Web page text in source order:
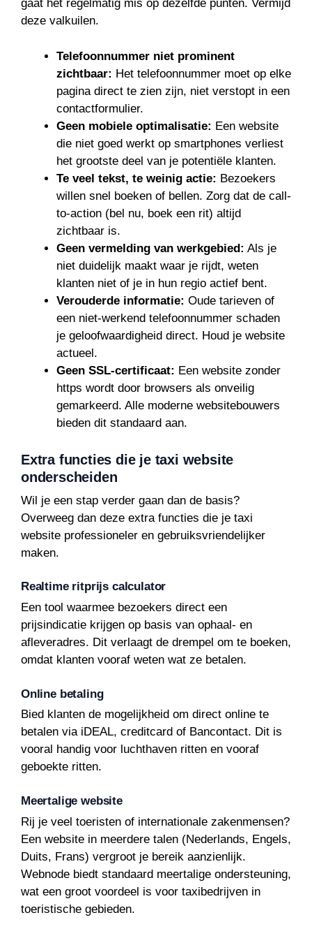
gaat het regelmatig mis op dezelfde punten. Vermijd
deze valkuilen.
Telefoonnummer niet prominent
zichtbaar: Het telefoonnummer moet op elke
pagina direct te zien zijn, niet verstopt in een
contactformulier.
Geen mobiele optimalisatie: Een website
die niet goed werkt op smartphones verliest
het grootste deel van je potentiële klanten.
Te veel tekst, te weinig actie: Bezoekers
willen snel boeken of bellen. Zorg dat de call-
to-action (bel nu, boek een rit) altijd
zichtbaar is.
Geen vermelding van werkgebied: Als je
niet duidelijk maakt waar je rijdt, weten
klanten niet of je in hun regio actief bent.
Verouderde informatie: Oude tarieven of
een niet-werkend telefoonnummer schaden
je geloofwaardigheid direct. Houd je website
actueel.
Geen SSL-certificaat: Een website zonder
https wordt door browsers als onveilig
gemarkeerd. Alle moderne websitebouwers
bieden dit standaard aan.
Extra functies die je taxi website
onderscheiden
Wil je een stap verder gaan dan de basis?
Overweeg dan deze extra functies die je taxi
website professioneler en gebruiksvriendelijker
maken.
Realtime ritprijs calculator
Een tool waarmee bezoekers direct een
prijsindicatie krijgen op basis van ophaal- en
afleveradres. Dit verlaagt de drempel om te boeken,
omdat klanten vooraf weten wat ze betalen.
Online betaling
Bied klanten de mogelijkheid om direct online te
betalen via iDEAL, creditcard of Bancontact. Dit is
vooral handig voor luchthaven ritten en vooraf
geboekte ritten.
Meertalige website
Rij je veel toeristen of internationale zakenmensen?
Een website in meerdere talen (Nederlands, Engels,
Duits, Frans) vergroot je bereik aanzienlijk.
Webnode biedt standaard meertalige ondersteuning,
wat een groot voordeel is voor taxibedrijven in
toeristische gebieden.